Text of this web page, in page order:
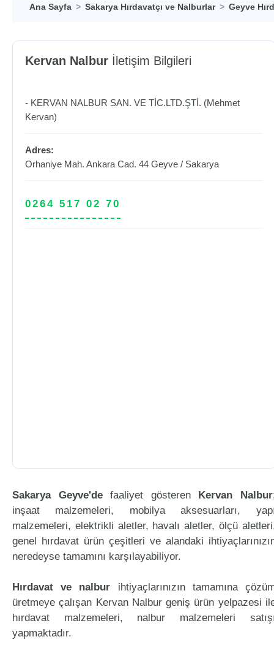
Ana Sayfa Sakarya Hırdavatçı ve Nalburlar Geyve
Kervan Nalbur İletişim Bilgileri
- KERVAN NALBUR SAN. VE TİC.LTD.ŞTİ. (Mehmet
Kervan)
Adres:
Orhaniye Mah. Ankara Cad. 44 Geyve / Sakarya
0264 517 02 70
Sakarya Geyve'defaaliyet gösteren Kervan Nalbur
inşaat malzemeleri, mobilya aksesuarları,
malzemeleri, elektrikli aletler, havalı aletler, ölçü
genel hırdavat ürün çeşitleri ve alandaki
neredeyse tamamını karşılayabiliyor.
Hırdavat ve nalbur ihtiyaçlarınızın tamamına
üretmeye çalışan Kervan Nalbur geniş ürün yelpazesi
hırdavat malzemeleri, nalbur malzemeleri
yapmaktadır.